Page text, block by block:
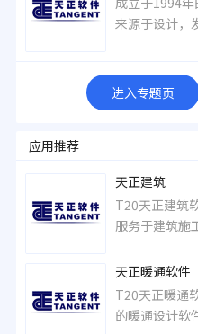
来源于设计，
察设计领域信
术企业。
进入专题页
应用推荐
天正建筑
T20天正建筑
服务于建筑施
天正暖通软件
T20天正暖通
的暖通设计软